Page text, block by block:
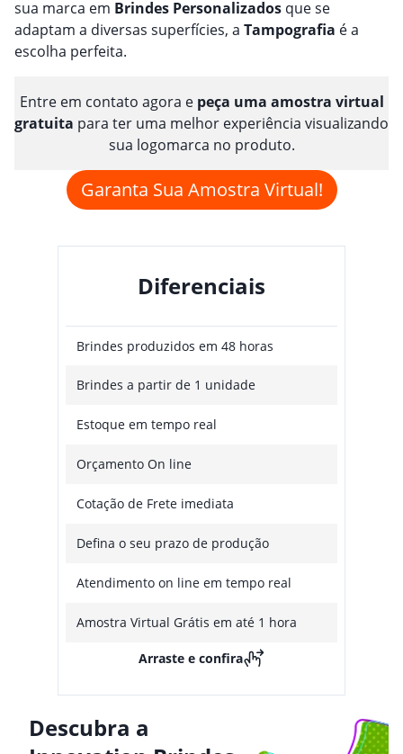
sua marca em Brindes Personalizados que se
adaptam a diversas superfícies, a Tampografia é a
escolha perfeita.
Entre em contato agora e peça uma amostra virtual
gratuita para ter uma melhor experiência visualizando
sua logomarca no produto.
Garanta Sua Amostra Virtual!
Diferenciais
Brindes produzidos em 48 horas
Brindes a partir de 1 unidade
Estoque em tempo real
Orçamento On line
Cotação de Frete imediata
Defina o seu prazo de produção
Atendimento on line em tempo real
Amostra Virtual Grátis em até 1 hora
Arraste e confira
Descubra a